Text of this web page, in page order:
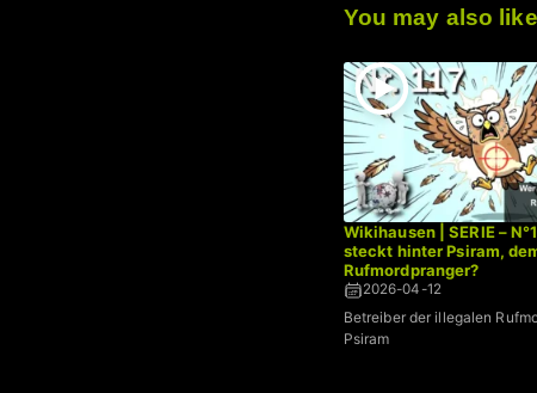
You may also like
Wikihausen | SERIE –
steckt hinter Psiram,
Rufmordpranger?
2026-04-12
Betreiber der illegalen
Psiram